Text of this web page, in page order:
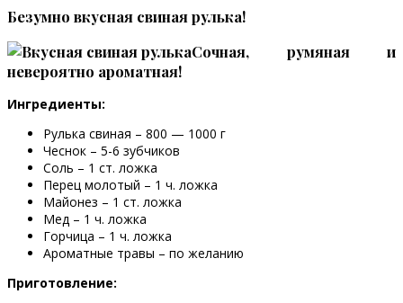
Безумно вкусная свиная рулька!
Сочная, румяная и
невероятно ароматная!
Ингредиенты:
Рулька свиная – 800 — 1000 г
Чеснок – 5-6 зубчиков
Соль – 1 ст. ложка
Перец молотый – 1 ч. ложка
Майонез – 1 ст. ложка
Мед – 1 ч. ложка
Горчица – 1 ч. ложка
Ароматные травы – по желанию
Приготовление: